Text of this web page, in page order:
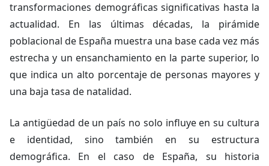
transformaciones demográficas significativas hasta la
actualidad. En las últimas décadas, la pirámide
poblacional de España muestra una base cada vez más
estrecha y un ensanchamiento en la parte superior, lo
que indica un alto porcentaje de personas mayores y
una baja tasa de natalidad.
La antigüedad de un país no solo influye en su cultura
e identidad, sino también en su estructura
demográfica. En el caso de España, su historia